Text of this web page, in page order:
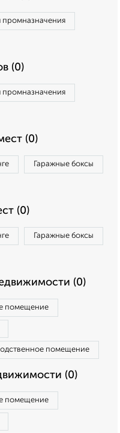
промназначения
(0)
промназначения
(0)
Гаражные боксы
(0)
Гаражные боксы
(0)
помещение
помещение
(0)
помещение